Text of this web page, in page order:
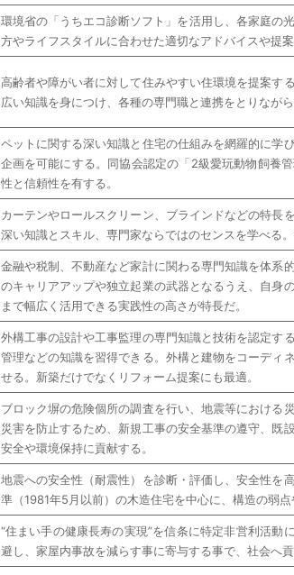
環境省の「うちエコ診断ソフト」を活用し、各家庭の
方やライフスタイルに合わせた適切なアドバイスや提
高齢者や障がい者に対して住みやすい住環境を提案す
広い知識を身につけ、各種の専門職と連携をとりなが
ペットに関する深い知識と住宅の仕組みを網羅的に学
企画を可能にする。同協会認定の「2級愛玩動物飼養
性と信頼性を有する。
カーテンやロールスクリーン、ブラインドなどの特長
深い知識とスキル、専門家ならではのセンスを学べる
金融や税制、不動産など家計に関わる専門知識を体系
のキャリアアップや独立起業の武器となるうえ、自身
まで幅広く活用できる実践性の高さが特長だ。
外構工事の設計や工事監理の専門知識と技術を認定す
管理などの知識を習得できる。外構と建物をコーディ
せる。新築だけでなくリフォーム提案にも最適。
ブロック塀の危険個所の調査を行い、地震等における
災害を防止するため、新規工事の安全基準の遵守、既
安全や環境保持に貢献する。
地震への安全性（耐震性）を診断・評価し、安全性を
準（1981年5月以前）の木造住宅を中心に、構造の弱
“住まい手の健康長寿の実現”を信条に特定非営利活動
避し、家屋内事故を減らす事に寄与する事で、社会へ貢